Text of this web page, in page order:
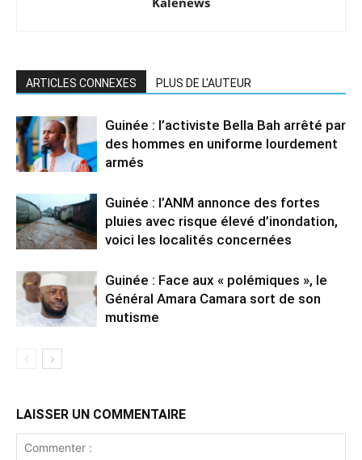
ARTICLES CONNEXES PLUS DE L'AUTEUR
Guinée : l’activiste Bella Bah arrêté par
des hommes en uniforme lourdement
armés
Guinée : l’ANM annonce des fortes
pluies avec risque élevé d’inondation,
voici les localités concernées
Guinée : Face aux « polémiques », le
Général Amara Camara sort de son
mutisme
LAISSER UN COMMENTAIRE